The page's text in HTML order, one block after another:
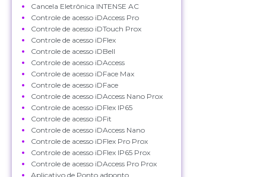
Cancela Eletrônica INTENSE AC
Controle de acesso iDAccess Pro
Controle de acesso iDTouch Prox
Controle de acesso iDFlex
Controle de acesso iDBell
Controle de acesso iDAccess
Controle de acesso iDFace Max
Controle de acesso iDFace
Controle de acesso iDAccess Nano Prox
Controle de acesso iDFlex IP65
Controle de acesso iDFit
Controle de acesso iDAccess Nano
Controle de acesso iDFlex Pro Prox
Controle de acesso iDFlex IP65 Prox
Controle de acesso iDAccess Pro Prox
Aplicativo de Ponto adponto